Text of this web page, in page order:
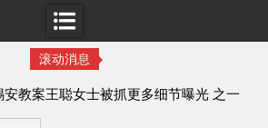
滚动消息
聪女士被抓更多细节曝光 之一